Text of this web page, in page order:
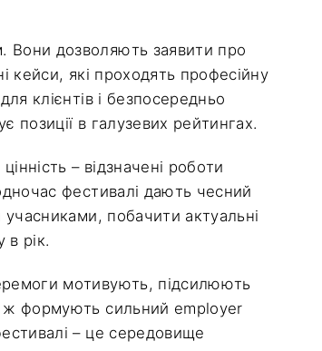
Вони дозволяють заявити про
кейси, які проходять професійну
клієнтів і безпосередньо
позиції в галузевих рейтингах.
– відзначені роботи
фестивалі дають чесний
учасниками, побачити актуальні
в рік.
мотивують, підсилюють
ж формують сильний employer
– це середовище